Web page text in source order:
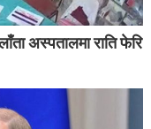
अस्पतालमा राति फेरि